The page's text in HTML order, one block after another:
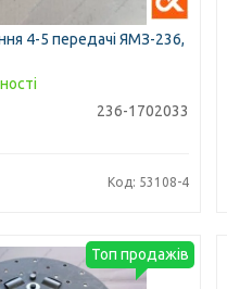
4-5 передачі ЯМЗ-236,
236-1702033
Код: 53108-4
Топ продажів